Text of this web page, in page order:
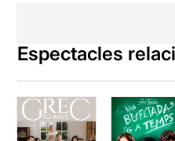
Espectacles